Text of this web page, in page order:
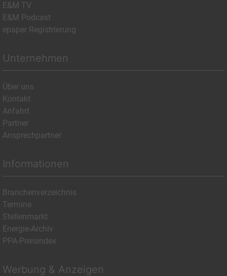
E&M TV
E&M Podcast
epaper Registrierung
Unternehmen
Über uns
Kontakt
Anfahrt
Partner
Ansprechpartner
Informationen
Branchenverzeichnis
Termine
Stellenmarkt
Energie-Archiv
PPA-Preisindex
Werbung & Anzeigen